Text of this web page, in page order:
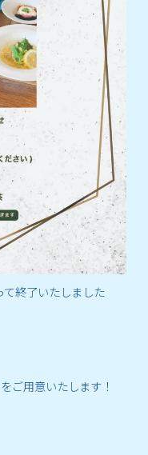
終了いたしました
ご用意いたします！